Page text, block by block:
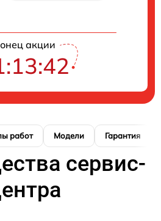
акции
работ Модели Гарантия
сервис-